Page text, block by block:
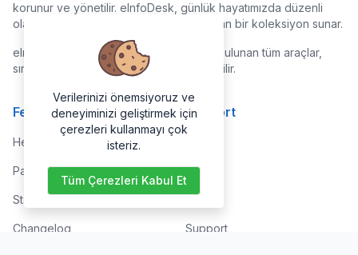
korunur ve yönetilir. eInfoDesk, günlük hayatımızda düzenli
olarak kullanılan faydalı araçlardan oluşan bir koleksiyon sunar.
eInfoDesk Web Araçları web sitesinde bulunan tüm araçlar,
sınırsız süreyle ücretsiz olarak kullanılabilir.
Features
Help Center
Paid with Mobile
Status
Changelog
Support
About
FAQs
Support
Verilerinizi önemsiyoruz ve
deneyiminizi geliştirmek için
çerezleri kullanmayı çok
isteriz.
Tüm Çerezleri Kabul Et